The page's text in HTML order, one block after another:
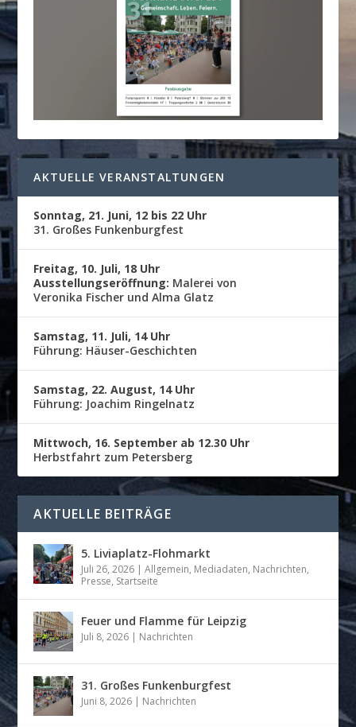
AKTUELLE VERANSTALTUNGEN
Sonntag, 21. Juni, 12 bis 22 Uhr
31. Großes Funkenburgfest
Freitag, 10. Juli, 18 Uhr
Ausstellungseröffnung: Malerei von
Veronika Fischer und Alma Glatz
Samstag, 11. Juli, 14 Uhr
Führung: Häuser-Geschichten
Samstag, 22. August, 14 Uhr
Führung: Joachim Ringelnatz
Mittwoch, 16. September ab 12.30 Uhr
Herbstfahrt zum Petersberg
AKTUELLE BEITRÄGE
5. Liviaplatz-Flohmarkt
Juli 26, 2026 |Allgemein, Mediadaten, Nachrichten,
Presse, Startseite
Feuer und Flamme für Leipzig
Juli 8, 2026 | Nachrichten
31. Großes Funkenburgfest
Juni 8, 2026 | Nachrichten